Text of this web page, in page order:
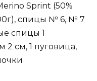
Sprint (50%
спицы № 6, № 7
спицы 1
2 см, 1 пуговица,